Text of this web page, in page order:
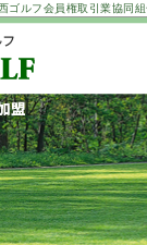
ゴルフ会員権取引業協同